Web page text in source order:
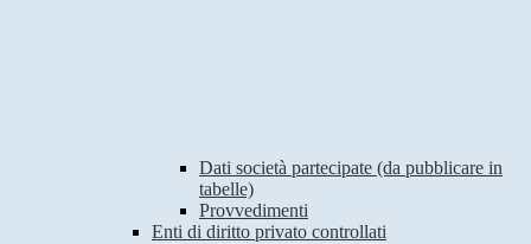
Dati società partecipate (da pubblicare in
tabelle)
Provvedimenti
Enti di diritto privato controllati